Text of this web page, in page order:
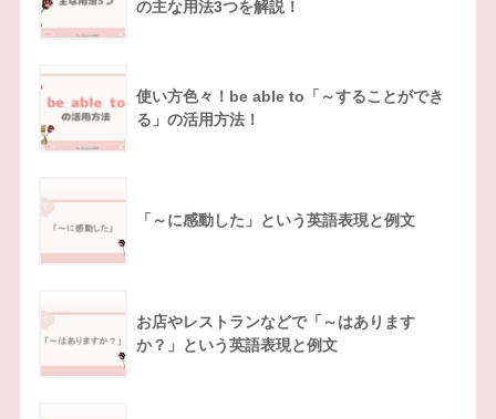
の主な用法3つを解説！
使い方色々！be able to「～することができ
る」の活用方法！
「～に感動した」という英語表現と例文
お店やレストランなどで「～はあります
か？」という英語表現と例文